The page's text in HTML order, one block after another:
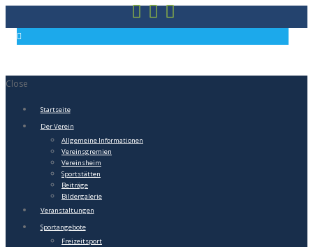
Close
Startseite
Der Verein
Allgemeine Informationen
Vereinsgremien
Vereinsheim
Sportstätten
Beiträge
Bildergalerie
Veranstaltungen
Sportangebote
Freizeitsport